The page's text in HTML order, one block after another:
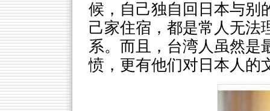
候，自己独自回日本与别
己家住宿，都是常人无法
系。而且，台湾人虽然是
愤，更有他们对日本人的